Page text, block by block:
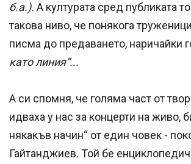
б.а.). А културата сред публиката
такова ниво, че понякога
писма до предаването, наричайки
като линия“...
А си спомня, че голяма част от
идваха у нас за концерти на живо,
някакъв начин“ от един човек -
Гайтанджиев. Той бе